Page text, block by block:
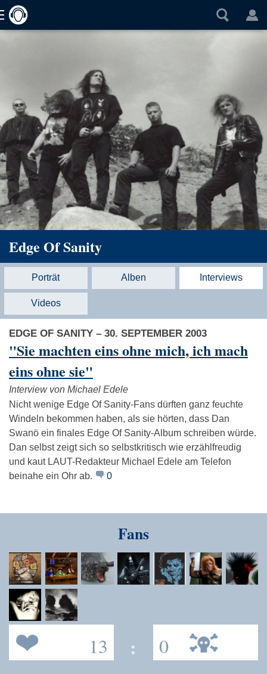
Edge Of Sanity
Porträt Alben Interviews
Videos
EDGE OF SANITY – 30. SEPTEMBER 2003
"Sie machten eins ohne mich, ich mach
eins ohne sie"
Interview von Michael Edele
Nicht wenige Edge Of Sanity-Fans dürften ganz feuchte
Windeln bekommen haben, als sie hörten, dass Dan
Swanö ein finales Edge Of Sanity-Album schreiben würde.
Dan selbst zeigt sich so selbstkritisch wie erzählfreudig
und kaut LAUT-Redakteur Michael Edele am Telefon
beinahe ein Ohr ab.
0
Fans
13 : 0